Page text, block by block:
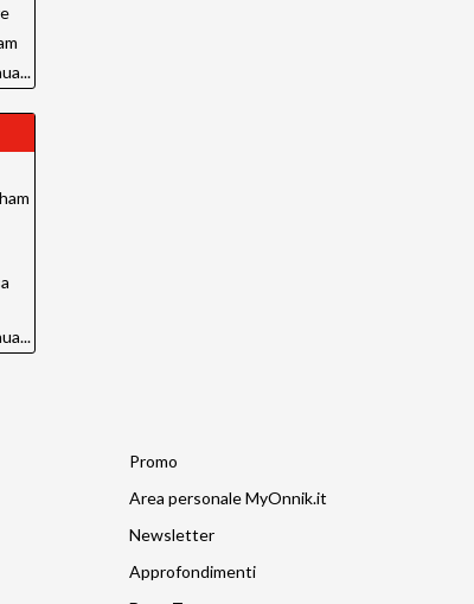
Promo
Area personale MyOnnik.it
Newsletter
Approfondimenti